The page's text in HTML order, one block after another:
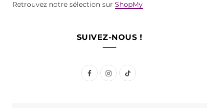
Retrouvez notre sélection sur ShopMy
SUIVEZ-NOUS !
F
I
T